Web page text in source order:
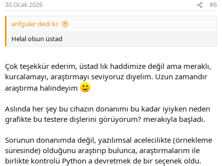
s
:
30 Ocak 2026 #6
arifguler dedi ki:
Helal olsun üstad
Çok teşekkür ederim, üstad lık haddimize değil ama meraklı,
kurcalamayı, araştırmayı seviyoruz diyelim. Uzun zamandır
araştırma halindeyim
Aslında her şey bu cihazın donanımı bu kadar iyiyken neden
grafikte bu testere dişlerini görüyorum? merakıyla başladı.
Sorunun donanımda değil, yazılımsal acelecilikte (örnekleme
süresinde) olduğunu araştırıp bulunca, araştırmalarım ile
birlikte kontrolü Python a devretmek de bir seçenek oldu.